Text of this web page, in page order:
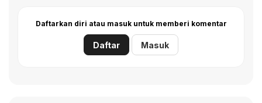
Daftarkan diri atau masuk untuk memberi komentar
Daftar Masuk